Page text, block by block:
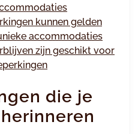
kunnen gelden
accommodaties
zijn geschikt voor
die je